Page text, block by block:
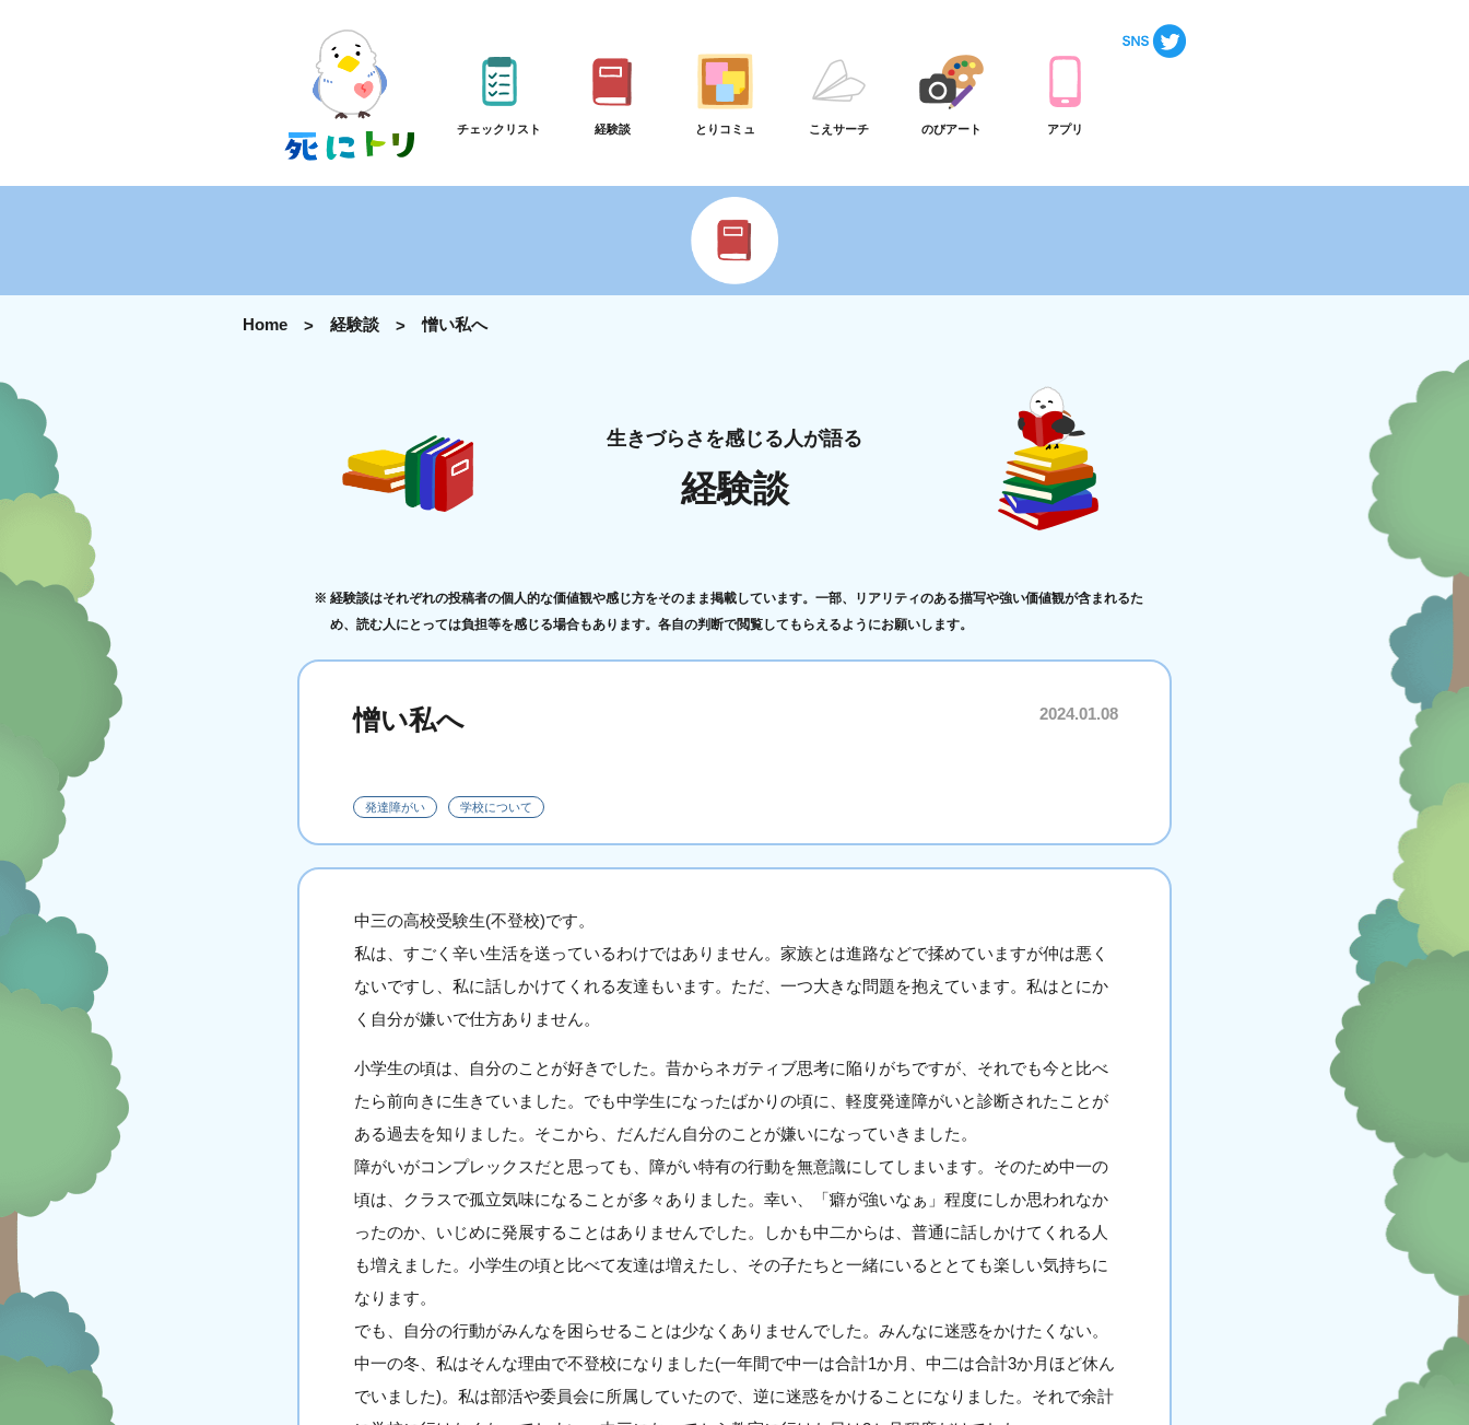
チェックリスト 経験談 とりコミュ こえサーチ のびアート アプリ
Home 経験談 憎い私へ
生きづらさを感じる人が語る
経験談
経験談はそれぞれの投稿者の個人的な価値観や感じ方をそのまま掲載しています。一部、リアリティのある描写や強い価値観が含まれるた
め、読む人にとっては負担等を感じる場合もあります。各自の判断で閲覧してもらえるようにお願いします。
憎い私へ 2024.01.08
発達障がい 学校について
中三の高校受験生(不登校)です。
私は、すごく辛い生活を送っているわけではありません。家族とは進路などで揉めていますが仲は悪く
ないですし、私に話しかけてくれる友達もいます。ただ、一つ大きな問題を抱えています。私はとにか
く自分が嫌いで仕方ありません。
小学生の頃は、自分のことが好きでした。昔からネガティブ思考に陥りがちですが、それでも今と比べ
たら前向きに生きていました。でも中学生になったばかりの頃に、軽度発達障がいと診断されたことが
ある過去を知りました。そこから、だんだん自分のことが嫌いになっていきました。
障がいがコンプレックスだと思っても、障がい特有の行動を無意識にしてしまいます。そのため中一の
頃は、クラスで孤立気味になることが多々ありました。幸い、「癖が強いなぁ」程度にしか思われなか
ったのか、いじめに発展することはありませんでした。しかも中二からは、普通に話しかけてくれる人
も増えました。小学生の頃と比べて友達は増えたし、その子たちと一緒にいるととても楽しい気持ちに
なります。
でも、自分の行動がみんなを困らせることは少なくありませんでした。みんなに迷惑をかけたくない。
中一の冬、私はそんな理由で不登校になりました(一年間で中一は合計1か月、中二は合計3か月ほど休ん
でいました)。私は部活や委員会に所属していたので、逆に迷惑をかけることになりました。それで余計